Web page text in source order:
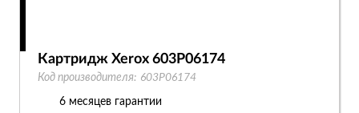
Картридж Xerox 603P06174
Код производителя: 603P06174
6 месяцев гарантии